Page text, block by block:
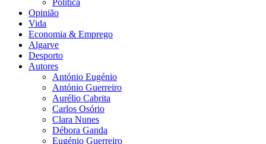
Política
Opinião
Vida
Economia & Emprego
Algarve
Desporto
Autores
António Eugénio
António Guerreiro
Aurélio Cabrita
Carlos Osório
Clara Nunes
Débora Ganda
Eugénio Guerreiro